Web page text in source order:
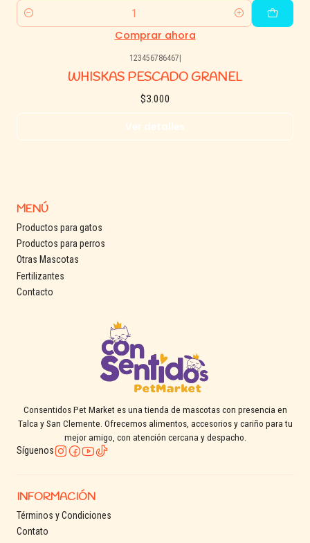
Cantidad
Comprar ahora
123456786467
WHISKAS PESCADO GRANEL
$3.000
Ver detalles
MENÚ
Productos para gatos
Productos para perros
Otras Mascotas
Fertilizantes
Contacto
Consentidos Pet Market es una tienda de mascotas con presencia en
Talca y San Clemente. Ofrecemos alimentos, accesorios y cariño para tu
mejor amigo, con atención cercana y despacho.
Síguenos
INFORMACIÓN
Términos y Condiciones
Contato